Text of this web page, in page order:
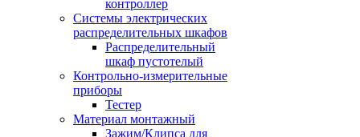
контроллер
Системы электрических
распределительных шкафов
Распределительный
шкаф пустотелый
Контрольно-измерительные
приборы
Тестер
Материал монтажный
Зажим/Клипса для